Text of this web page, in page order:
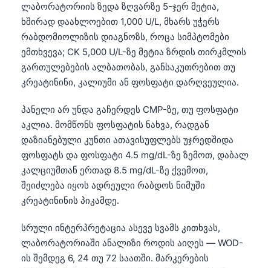
ლაბორატორიის ზედა ზღვარზე 5-ჯერ მეტია,
ხშირად დაახლოებით 1,000 U/L, მხარს უჭერს
რაბდომიოლიზის დიაგნოზს, როცა სიმპტომები
ემთხვევა; CK 5,000 U/L-ზე მეტია ზრდის თირკმლის
გართულებების ალბათობას, განსაკუთრებით თუ
კრეატინინი, კალიუმი ან ფოსფატი დარღვეულია.
პანელი არ უნდა გაჩერდეს CMP-ზე, თუ ფოსფატი
აკლია. მომწონს ფოსფატის ნახვა, რადგან
დაზიანებული კუნთი ათავისუფლებს უჯრედშიდა
ფოსფატს და ფოსფატი 4.5 mg/dL-ზე ზემოთ, დაბალ
კალციუმთან ერთად 8.5 mg/dL-ზე ქვემოთ,
შეიძლება იყოს ადრეული რაბდოს ნიმუში
კრეატინინის პიკამდე.
სრული ინტერპრეტაცია ასევე სვამს კითხვას,
ლაბორატორიაში ანალიზი როდის აიღეს — WOD-
ის შემდეგ 6, 24 თუ 72 საათში. მარკერების